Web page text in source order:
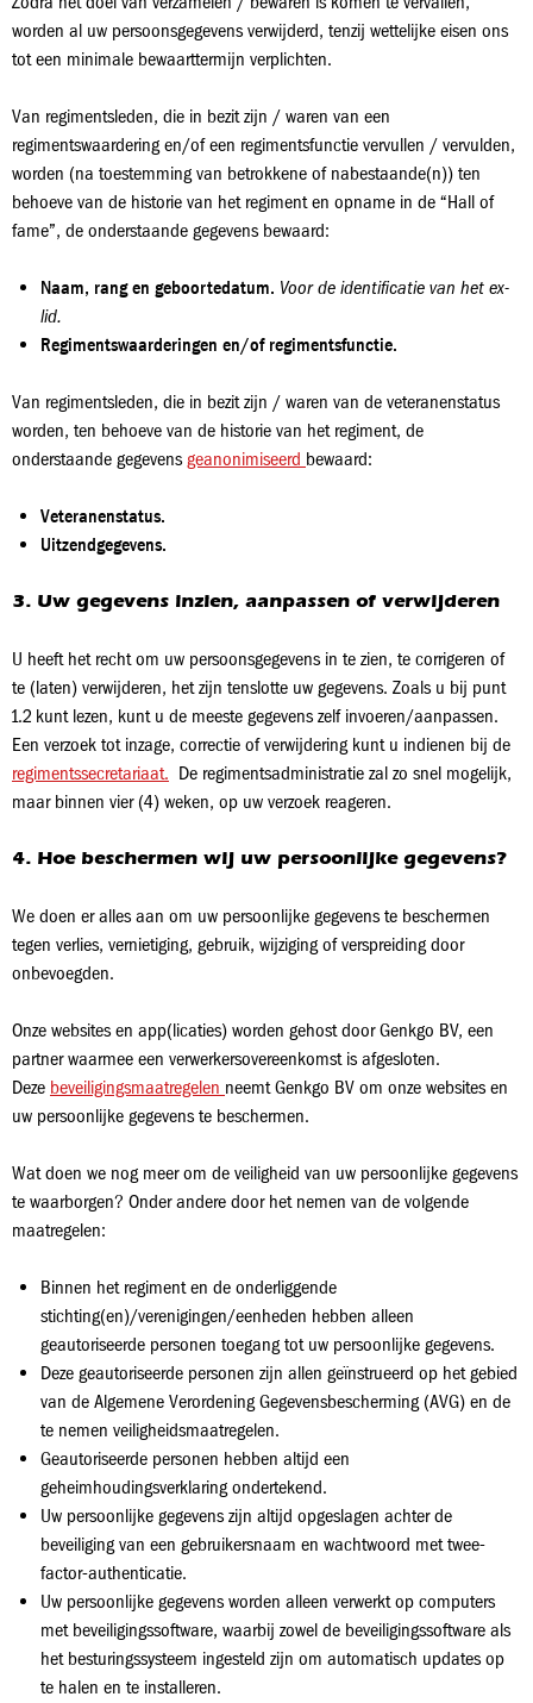
worden al uw persoonsgegevens verwijderd, tenzij wettelijke eisen ons
tot een minimale bewaarttermijn verplichten.
Van regimentsleden, die in bezit zijn / waren van een
regimentswaardering en/of een regimentsfunctie vervullen / vervulden,
worden (na toestemming van betrokkene of nabestaande(n)) ten
behoeve van de historie van het regiment en opname in de “Hall of
fame”, de onderstaande gegevens bewaard:
Naam, rang en geboortedatum. Voor de identificatie van het ex-
lid.
Regimentswaarderingen en/of regimentsfunctie.
Van regimentsleden, die in bezit zijn / waren van de veteranenstatus
worden, ten behoeve van de historie van het regiment, de
onderstaande gegevens geanonimiseerd bewaard:
Veteranenstatus.
Uitzendgegevens.
3. Uw gegevens inzien, aanpassen of verwijderen
U heeft het recht om uw persoonsgegevens in te zien, te corrigeren of
te (laten) verwijderen, het zijn tenslotte uw gegevens. Zoals u bij punt
1.2 kunt lezen, kunt u de meeste gegevens zelf invoeren/aanpassen.
Een verzoek tot inzage, correctie of verwijdering kunt u indienen bij de
regimentssecretariaat. De regimentsadministratie zal zo snel mogelijk,
maar binnen vier (4) weken, op uw verzoek reageren.
4. Hoe beschermen wij uw persoonlijke gegevens?
We doen er alles aan om uw persoonlijke gegevens te beschermen
tegen verlies, vernietiging, gebruik, wijziging of verspreiding door
onbevoegden.
Onze websites en app(licaties) worden gehost door Genkgo BV, een
partner waarmee een verwerkersovereenkomst is afgesloten.
Deze beveiligingsmaatregelen neemt Genkgo BV om onze websites en
uw persoonlijke gegevens te beschermen.
Wat doen we nog meer om de veiligheid van uw persoonlijke gegevens
te waarborgen? Onder andere door het nemen van de volgende
maatregelen:
Binnen het regiment en de onderliggende
stichting(en)/verenigingen/eenheden hebben alleen
geautoriseerde personen toegang tot uw persoonlijke gegevens.
Deze geautoriseerde personen zijn allen geïnstrueerd op het gebied
van de Algemene Verordening Gegevensbescherming (AVG) en de
te nemen veiligheidsmaatregelen.
Geautoriseerde personen hebben altijd een
geheimhoudingsverklaring ondertekend.
Uw persoonlijke gegevens zijn altijd opgeslagen achter de
beveiliging van een gebruikersnaam en wachtwoord met twee-
factor-authenticatie.
Uw persoonlijke gegevens worden alleen verwerkt op computers
met beveiligingssoftware, waarbij zowel de beveiligingssoftware als
het besturingssysteem ingesteld zijn om automatisch updates op
te halen en te installeren.